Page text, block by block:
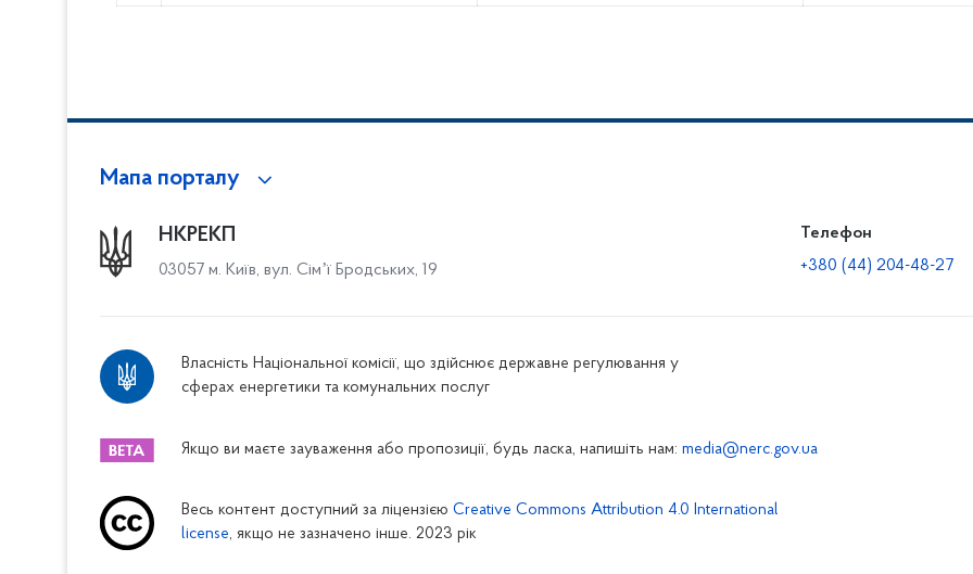
Мапа порталу
НКРЕКП
03057 м. Київ, вул. Сімʼї Бродських, 19
Телефон
+380 (44) 204-48-27
Власність Національної комісії, що здійснює державне регулювання у
сферах енергетики та комунальних послуг
Якщо ви маєте зауваження або пропозиції, будь ласка, напишіть нам: media@nerc.gov.ua
Весь контент доступний за ліцензією Creative Commons Attribution 4.0 International
license, якщо не зазначено інше. 2023 рік